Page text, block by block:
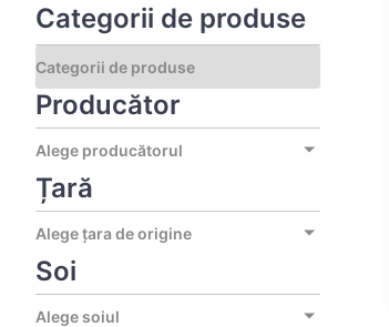
Categorii de produse
Producător
Alege producătorul
Țară
Alege țara de origine
Soi
Alege soiul